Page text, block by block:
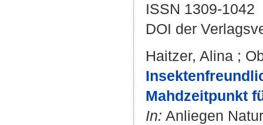
ISSN 1309-1042
DOI der
Haitzer, Alina ;
Mahdzeitpunkt
In: Anliegen